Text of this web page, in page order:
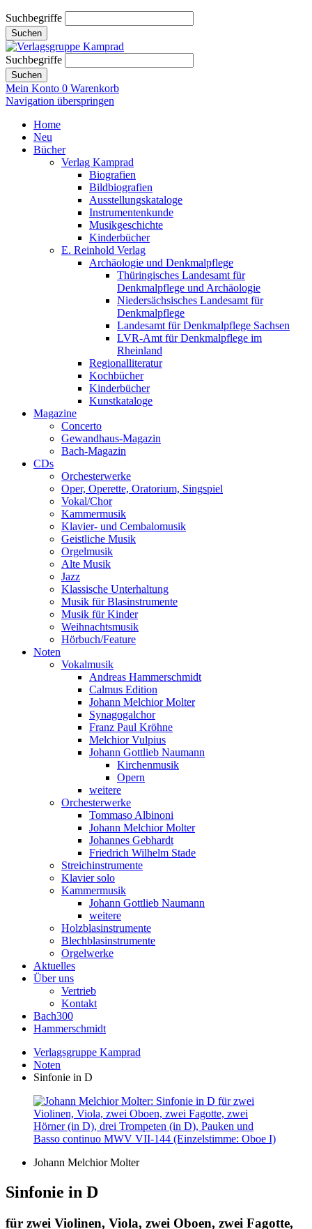
Suchbegriffe
Suchen
Suchbegriffe
Suchen
Mein Konto 0 Warenkorb
Navigation überspringen
Home
Neu
Bücher
Verlag Kamprad
Biografien
Bildbiografien
Ausstellungskataloge
Instrumentenkunde
Musikgeschichte
Kinderbücher
E. Reinhold Verlag
Archäologie und Denkmalpflege
Thüringisches Landesamt für
Denkmalpflege und Archäologie
Niedersächsisches Landesamt für
Denkmalpflege
Landesamt für Denkmalpflege Sachsen
LVR-Amt für Denkmalpflege im
Rheinland
Regionalliteratur
Kochbücher
Kinderbücher
Kunstkataloge
Magazine
Concerto
Gewandhaus-Magazin
Bach-Magazin
CDs
Orchesterwerke
Oper, Operette, Oratorium, Singspiel
Vokal/Chor
Kammermusik
Klavier- und Cembalomusik
Geistliche Musik
Orgelmusik
Alte Musik
Jazz
Klassische Unterhaltung
Musik für Blasinstrumente
Musik für Kinder
Weihnachtsmusik
Hörbuch/Feature
Noten
Vokalmusik
Andreas Hammerschmidt
Calmus Edition
Johann Melchior Molter
Synagogalchor
Franz Paul Kröhne
Melchior Vulpius
Johann Gottlieb Naumann
Kirchenmusik
Opern
weitere
Orchesterwerke
Tommaso Albinoni
Johann Melchior Molter
Johannes Gebhardt
Friedrich Wilhelm Stade
Streichinstrumente
Klavier solo
Kammermusik
Johann Gottlieb Naumann
weitere
Holzblasinstrumente
Blechblasinstrumente
Orgelwerke
Aktuelles
Über uns
Vertrieb
Kontakt
Bach300
Hammerschmidt
Verlagsgruppe Kamprad
Noten
Sinfonie in D
Johann Melchior Molter
Sinfonie in D
für zwei Violinen, Viola, zwei Oboen, zwei Fagotte,